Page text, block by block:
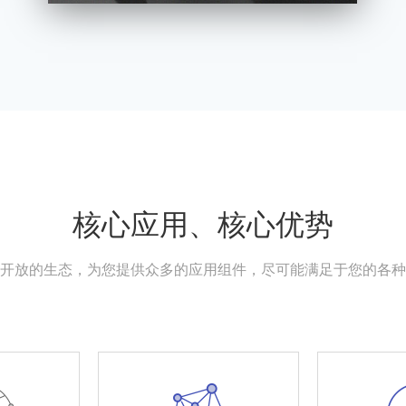
核心应用、核心优势
放的生态，为您提供众多的应用组件，尽可能满足于您的各